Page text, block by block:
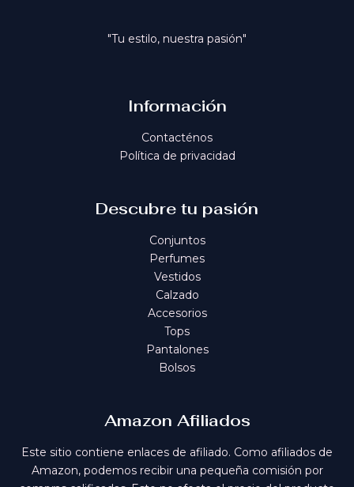
"Tu estilo, nuestra pasión"
Información
Contacténos
Política de privacidad
Descubre tu pasión
Conjuntos
Perfumes
Vestidos
Calzado
Accesorios
Tops
Pantalones
Bolsos
Amazon Afiliados
Este sitio contiene enlaces de afiliado. Como afiliados de
Amazon, podemos recibir una pequeña comisión por